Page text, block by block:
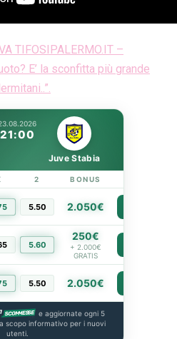
TIFOSIPALERMO.IT –
E’ la sconfitta più grande
21:00
Juve Stabia
2 BONUS
5.50 2.050€
5.60
250€
+ 2.000€
GRATIS
5.50 2.050€
e aggiornate ogni 5
scopo informativo per i nuovi
utenti.